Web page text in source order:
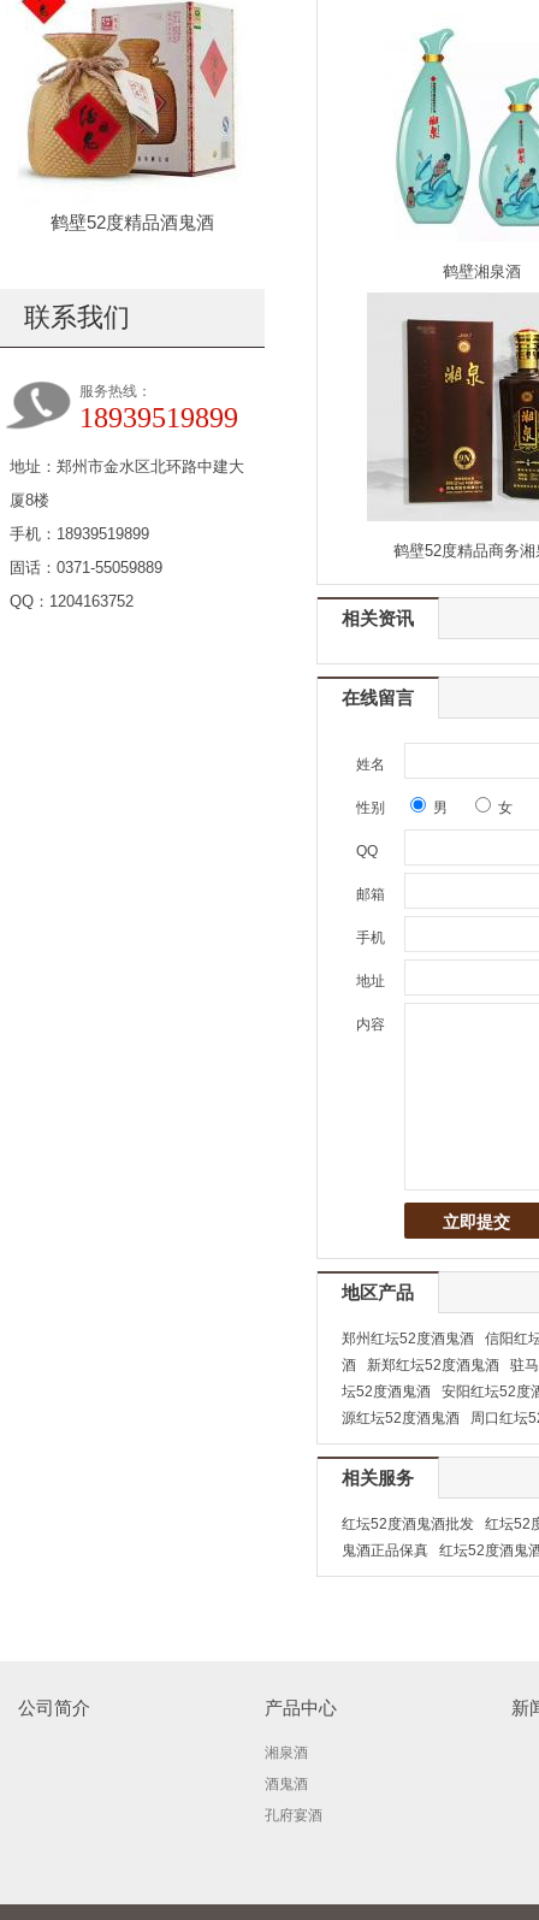
鹤壁52度精品酒鬼酒
联系我们
服务热线：
18939519899
地址：郑州市金水区北环路中建大
厦8楼
手机：18939519899
固话：0371-55059889
QQ：1204163752
鹤壁湘泉酒
鹤壁52度精品商务
相关资讯
在线留言
姓名
性别 男 女
QQ
邮箱
手机
地址
内容
地区产品
郑州红坛52度酒鬼酒
信阳红
酒
新郑红坛52度酒鬼酒
驻
坛52度酒鬼酒
安阳红坛52度
源红坛52度酒鬼酒
周口红坛
相关服务
红坛52度酒鬼酒批发
红坛52
鬼酒正品保真
红坛52度酒鬼
公司简介 产品中心
湘泉酒
酒鬼酒
孔府宴酒
新